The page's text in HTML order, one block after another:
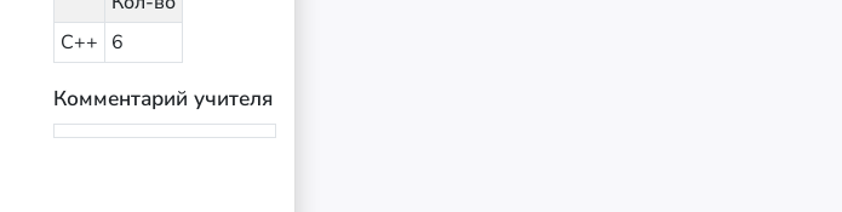
С++ 6
Комментарий учителя